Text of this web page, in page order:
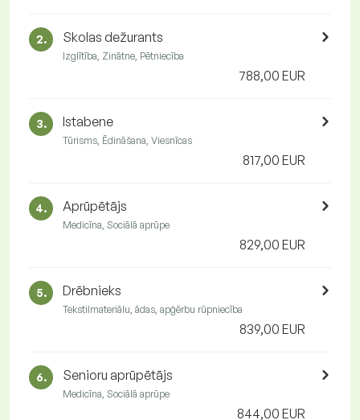
2. Skolas dežurants
Izglītība, Zinātne, Pētniecība
788,00 EUR
3. Istabene
Tūrisms, Ēdināšana, Viesnīcas
817,00 EUR
4. Aprūpētājs
Medicīna, Sociālā aprūpe
829,00 EUR
5. Drēbnieks
Tekstilmateriālu, ādas, apģērbu rūpniecība
839,00 EUR
6. Senioru aprūpētājs
Medicīna, Sociālā aprūpe
844,00 EUR